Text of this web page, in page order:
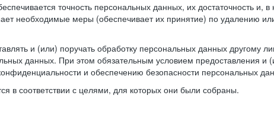
точность персональных данных, их достаточность и,
необходимые меры (обеспечивает их принятие) по удалению
и (или) поручать обработку персональных данных другому
данных. При этом обязательным условием предоставления
и обеспечению безопасности персональных
в соответствии с целями, для которых они были собраны.